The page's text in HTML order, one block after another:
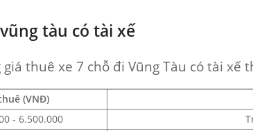
tàu có tài xế
thuê xe 7 chỗ đi Vũng Tàu có tài xế
(VNĐ)
- 6.500.000